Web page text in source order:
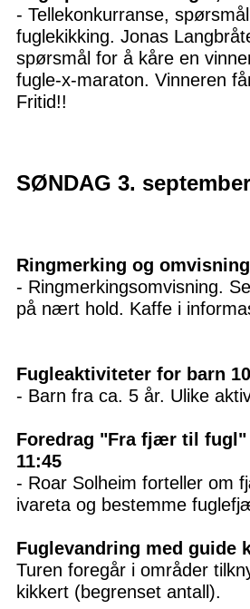
- Tellekonkurranse,
fuglekikking. Jonas
spørsmål for å kåre en
fugle-x-maraton. Vinneren
Fritid!!
SØNDAG 3.
Ringmerking og
- Ringmerkingsomvisning.
på nært hold. Kaffe i
Fugleaktiviteter for barn
- Barn fra ca. 5 år. Ulike
Foredrag "Fra fjær til fugl"
11:45
- Roar Solheim forteller om
ivareta og bestemme
Fuglevandring med guide
Turen foregår i områder
kikkert (begrenset antall).